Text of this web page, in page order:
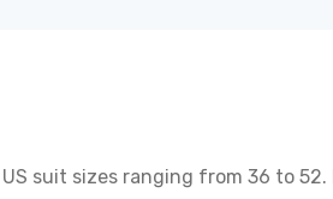
suit sizes ranging from 36 to